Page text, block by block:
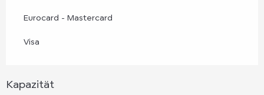
Eurocard - Mastercard
Visa
Kapazität